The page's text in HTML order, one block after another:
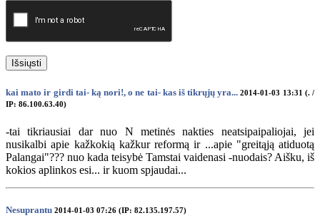
Išsiųsti
kai mato ir girdi tai- ką nori!, o ne tai- kas iš tikrųjų yra... 2014-01-03 13:31 (. /
IP: 86.100.63.40)
-tai tikriausiai dar nuo N metinės nakties neatsipaipaliojai, jei
nusikalbi apie kažkokią kažkur reformą ir ...apie "greitąją atiduotą
Palangai"??? nuo kada teisybė Tamstai vaidenasi -nuodais? Aišku, iš
kokios aplinkos esi... ir kuom spjaudai...
Nesuprantu 2014-01-03 07:26 (IP: 82.135.197.57)